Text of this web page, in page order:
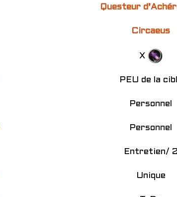
Questeur
Circaeus
X
PEU de la
Personnel
Personnel
Entretien/ 2
Unique